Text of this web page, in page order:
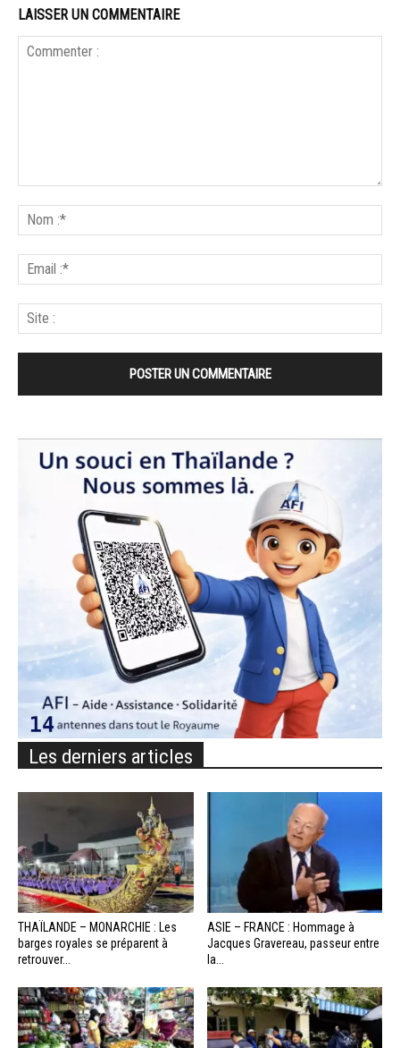
LAISSER UN COMMENTAIRE
Les derniers articles
THAÏLANDE – MONARCHIE : Les
barges royales se préparent à
retrouver...
ASIE – FRANCE : Hommage à
Jacques Gravereau, passeur entre
la...